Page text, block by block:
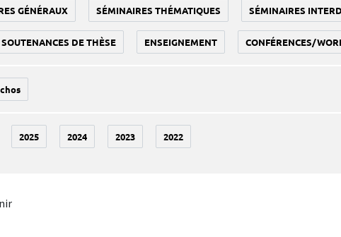
GÉNÉRAUX SÉMINAIRES THÉMATIQUES SÉMINAIRES
SOUTENANCES DE THÈSE ENSEIGNEMENT CONFÉRENCES/
2025 2024 2023 2022